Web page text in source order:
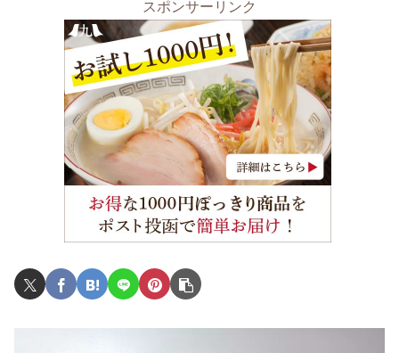
スポンサーリンク